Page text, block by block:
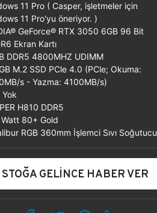
11 Pro ( Casper, işletmeler için
11 Pro'yu öneriyor. )
GeForce® RTX 3050 6GB 96 Bit
Ekran Kartı
DDR5 4800MHZ UDIMM
M.2 SSD PCle 4.0 (PCle; Okuma:
s - Yazma: 4100MB/s)
Yok
H810 DDR5
80+ Gold
RGB 360mm İşlemci Sıvı Soğutucu
STOĞA GELİNCE HABER VER